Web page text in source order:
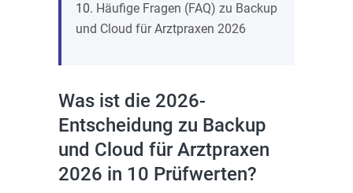
Häufige Fragen (FAQ) zu Backup
und Cloud für Arztpraxen 2026
Was ist die 2026-
Entscheidung zu Backup
und Cloud für Arztpraxen
2026 in 10 Prüfwerten?